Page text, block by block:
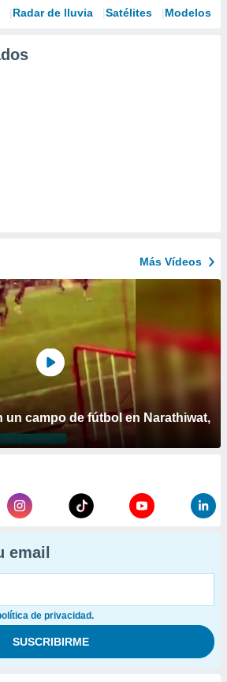
Radar de lluvia Satélites Modelos
Más Vídeos
un campo de fútbol en Narathiwat,
email
de privacidad.